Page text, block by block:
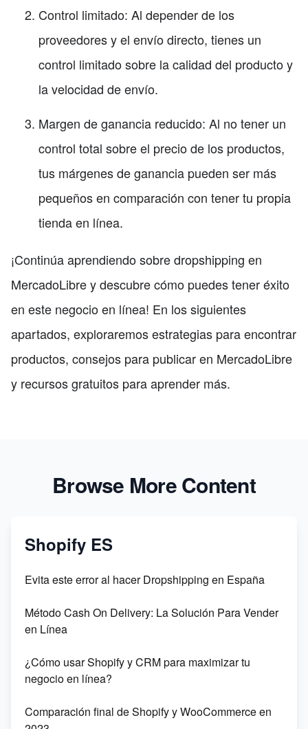
Control limitado: Al depender de los
proveedores y el envío directo, tienes un
control limitado sobre la calidad del producto y
la velocidad de envío.
Margen de ganancia reducido: Al no tener un
control total sobre el precio de los productos,
tus márgenes de ganancia pueden ser más
pequeños en comparación con tener tu propia
tienda en línea.
¡Continúa aprendiendo sobre dropshipping en
MercadoLibre y descubre cómo puedes tener éxito
en este negocio en línea! En los siguientes
apartados, exploraremos estrategias para encontrar
productos, consejos para publicar en MercadoLibre
y recursos gratuitos para aprender más.
Browse More Content
Shopify ES
Evita este error al hacer Dropshipping en España
Método Cash On Delivery: La Solución Para Vender
en Línea
¿Cómo usar Shopify y CRM para maximizar tu
negocio en línea?
Comparación final de Shopify y WooCommerce en